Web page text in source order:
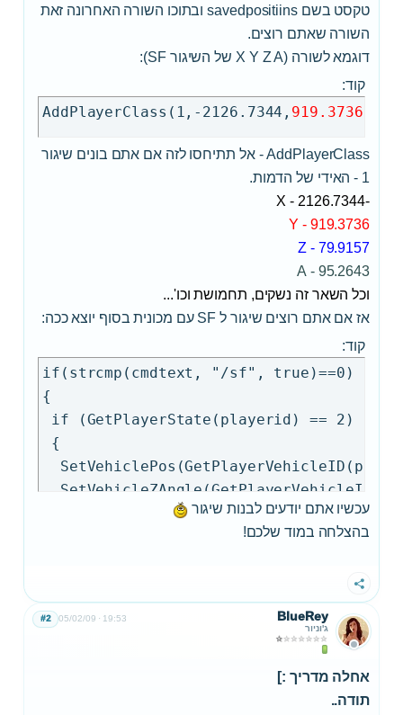
SetPlayerFacingAngle(playerid,
SendClientMessage(playerid,
טקסט בשם savedpositiins ובתוכו השורה האחרונה זאת
השורה שאתם רוצים.
דוגמא לשורה (X Y Z A של השיגור SF):
קוד:
AddPlayerClass(1,-2126.7344, 919.3736
AddPlayerClass - אל תתיחסו לזה אם אתם בונים שיגור
1 - האידי של הדמות.
-2126.7344 - X
919.3736 - Y
79.9157 - Z
95.2643 - A
וכל השאר זה נשקים, תחמושת וכו'...
אז אם אתם רוצים שיגור ל SF עם מכונית בסוף יוצא ככה:
קוד:
if(strcmp(cmdtext, "/sf", true)==0)
{
if (GetPlayerState(playerid) == 2)
{
SetPlayerPos(playerid, -2126.7344,
SendClientMessage(playerid,
return 1;
עכשיו אתם יודעים לבנות שיגור
בהצלחה במוד שלכם!
שתף
BlueRey
ג'וניור
05/02/09 19:53
#2
אחלה מדריך :]
תודה..